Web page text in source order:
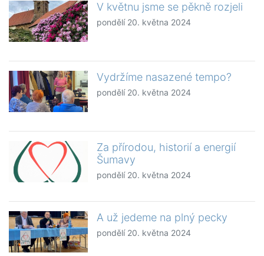
V květnu jsme se pěkně rozjeli
pondělí 20. května 2024
Vydržíme nasazené tempo?
pondělí 20. května 2024
Za přírodou, historií a energií
Šumavy
pondělí 20. května 2024
A už jedeme na plný pecky
pondělí 20. května 2024